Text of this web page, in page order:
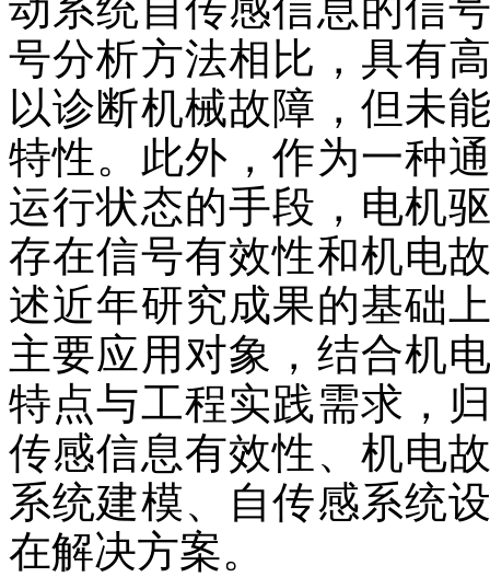
动系统自传感信息的信
号分析方法相比，具有
以诊断机械故障，但未
特性。此外，作为一种
运行状态的手段，电机
存在信号有效性和机电
述近年研究成果的基础
主要应用对象，结合机
特点与工程实践需求，
传感信息有效性、机电
系统建模、自传感系统
在解决方案。